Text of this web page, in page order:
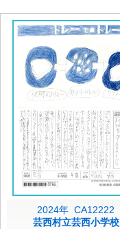
2024年 CA12222
芸西村立芸西小学校